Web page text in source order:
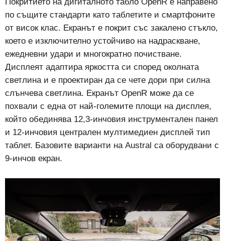
по същите стандарти като таблетите и смартфоните
от висок клас. Екранът е покрит със закалено стъкло,
което е изключително устойчиво на надраскване,
ежедневни удари и многократно почистване.
Дисплеят адаптира яркостта си според околната
светлина и е проектиран да се чете дори при силна
слънчева светлина. Екранът OpenR може да се
похвали с една от най-големите площи на дисплея,
който обединява 12,3-инчовия инструментален панел
и 12-инчовия централен мултимедиен дисплей тип
таблет. Базовите варианти на Austral са оборудвани с
9-инчов екран.